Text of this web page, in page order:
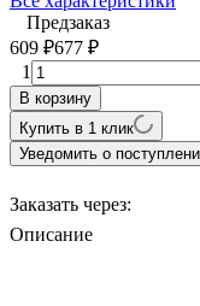
Предзаказ
609 ₽677 ₽
1
В корзину
Купить в 1 клик
Уведомить о
Заказать через:
Описание